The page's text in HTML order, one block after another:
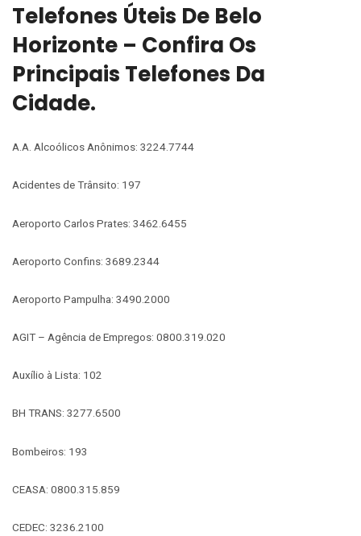
Telefones Úteis De Belo
Horizonte – Confira Os
Principais Telefones Da
Cidade.
A.A. Alcoólicos Anônimos: 3224.7744
Acidentes de Trânsito: 197
Aeroporto Carlos Prates: 3462.6455
Aeroporto Confins: 3689.2344
Aeroporto Pampulha: 3490.2000
AGIT – Agência de Empregos: 0800.319.020
Auxílio à Lista: 102
BH TRANS: 3277.6500
Bombeiros: 193
CEASA: 0800.315.859
CEDEC: 3236.2100